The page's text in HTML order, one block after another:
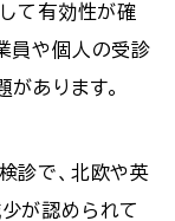
て有効性が確
員や個人の受診
あります。
診で、北欧や英
が認められて